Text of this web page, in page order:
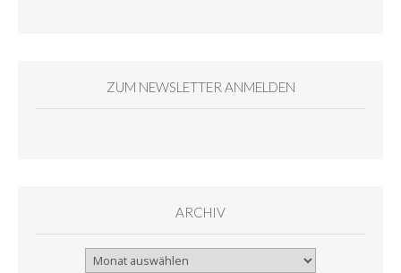
ZUM NEWSLETTER ANMELDEN
ARCHIV
Archiv